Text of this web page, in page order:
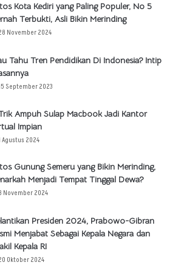
Kota Kediri yang Paling Populer, No 5
Terbukti, Asli Bikin Merinding
November 2024
Tahu Tren Pendidikan Di Indonesia? Intip
September 2023
Ampuh Sulap Macbook Jadi Kantor
Impian
Agustus 2024
Gunung Semeru yang Bikin Merinding,
Menjadi Tempat Tinggal Dewa?
November 2024
Presiden 2024, Prabowo-Gibran
Menjabat Sebagai Kepala Negara dan
Kepala RI
Oktober 2024